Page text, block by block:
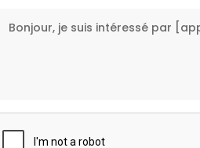
5,000 DT